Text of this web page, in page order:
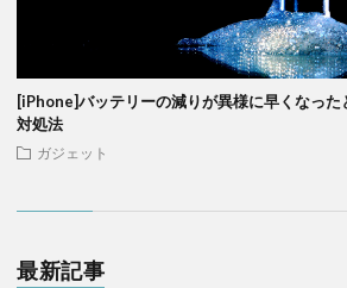
[iPhone]バッテリーの減りが異様に早くなった
対処法
ガジェット
最新記事